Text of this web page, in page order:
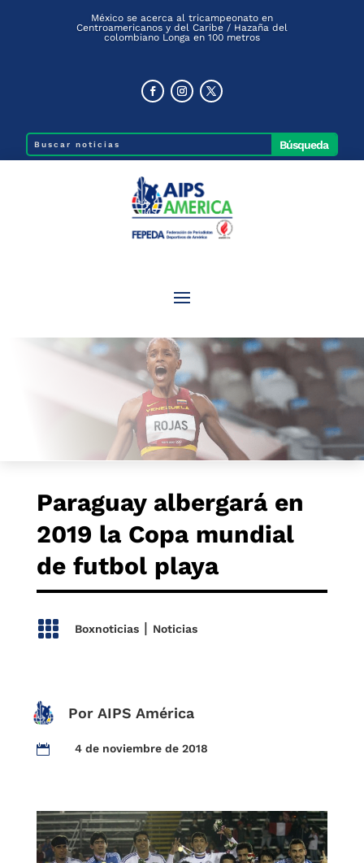
México se acerca al tricampeonato en
Centroamericanos y del Caribe / Hazaña del
colombiano Longa en 100 metros
Paraguay albergará en
2019 la Copa mundial
de futbol playa
 Boxnoticias| Noticias
Por AIPS América
 4 de noviembre de 2018